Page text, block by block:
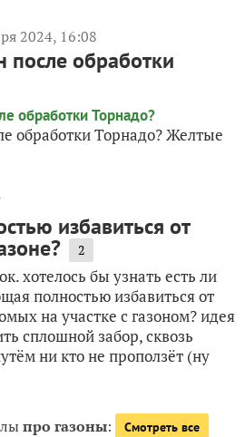
2024, 16:08
после обработки
обработки Торнадо? Желтые
избавиться от
2
хотелось бы узнать есть ли
полностью избавиться от
на участке с газоном? идея
сплошной забор, сквозь
ни кто не проползёт (ну
про газоны: Смотреть все